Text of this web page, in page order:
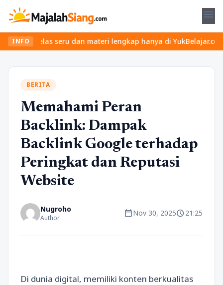
menu
INFOseru dan materi lengkap hanya di YukBelajar.com.
BERITA
Memahami Peran
Backlink: Dampak
Backlink Google terhadap
Peringkat dan Reputasi
Website
Nugroho
Author calendar_todayNov 30, 2025schedule21:25
Di dunia digital, memiliki konten berkualitas